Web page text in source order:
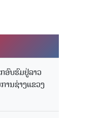
ອົບຮົມຢູ່ລາວ
ານຊ່າງແຂວງ